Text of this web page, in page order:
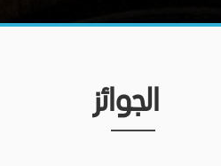
الجوائز